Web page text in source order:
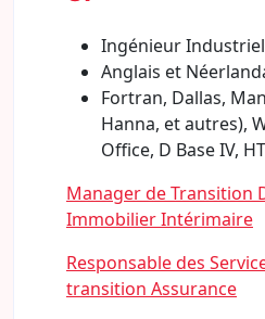
Ingénieur
Anglais et
Fortran, Dallas,
Hanna, et autres),
Office, D Base IV,
Manager de Transition
Immobilier Intérimaire
Responsable des
transition Assurance